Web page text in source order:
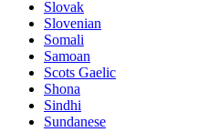
Slovak
Slovenian
Somali
Samoan
Scots Gaelic
Shona
Sindhi
Sundanese